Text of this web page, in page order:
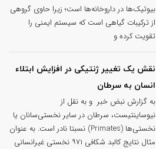
بیوتیک‌ها در داروخانه‌ها است؛ زیرا حاوی گروهی
از ترکیبات گیاهی است که سیستم ایمنی را
تقویت کرده و
نقش یک تغییر ژنتیکی در افزایش ابتلاء
انسان به سرطان
به گزارش نبض خبر و به نقل از
نیوساینتیست، سرطان در سایر نخستی‌سانان یا
نخستی‌ها (Primates) نسبتا نادر است. به عنوان
مثال نتایج کالبد شکافی ۹۷۱ نخستی‌ غیرانسانی